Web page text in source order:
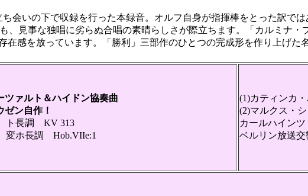
会いの下で収録を行った本録音。オルフ自身が指揮棒をとった訳で
、見事な独唱に劣らぬ合唱の素晴らしさが際立ちます。「カルミナ・
感を放っています。「勝利」三部作のひとつの完成形を作り上げた
ツァルト＆ハイドン協奏曲
ン自作！
ト長調 KV 313
ホ長調 Hob.VIIe:1
(1)カティンカ
(2)マルクス・
カールハインツ
ベルリン放送交